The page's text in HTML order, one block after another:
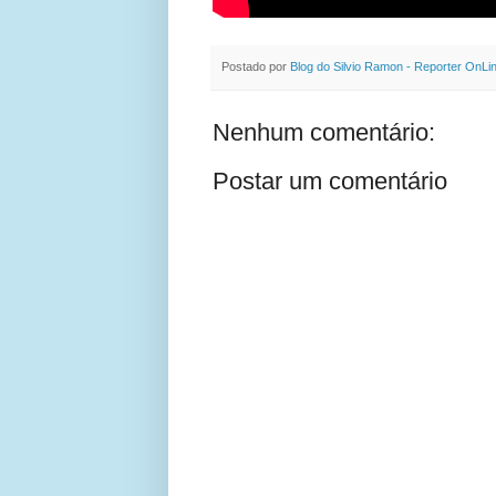
Postado por Blog do Silvio Ramon - Reporter
Nenhum comentário:
Postar um comentário